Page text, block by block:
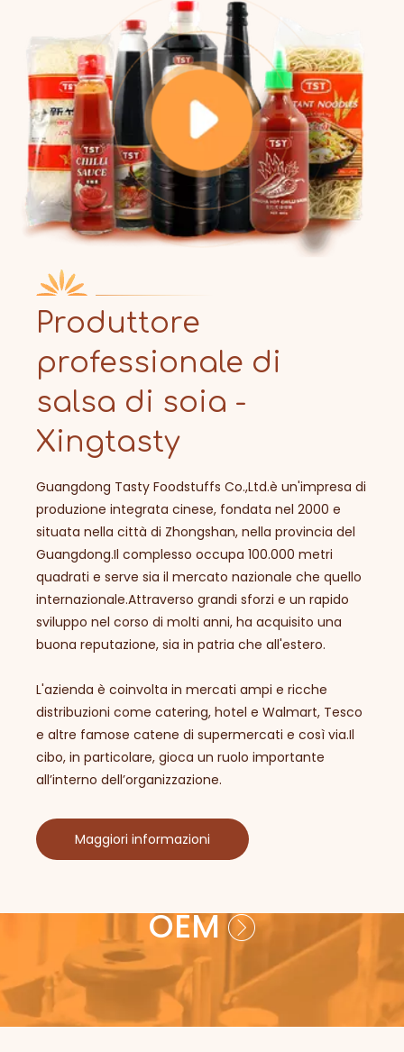
Produttore
professionale di
salsa di soia -
Xingtasty
Guangdong Tasty Foodstuffs Co.,Ltd.è un'impresa di
produzione integrata cinese, fondata nel 2000 e
situata nella città di Zhongshan, nella provincia del
Guangdong.Il complesso occupa 100.000 metri
quadrati e serve sia il mercato nazionale che quello
internazionale.Attraverso grandi sforzi e un rapido
sviluppo nel corso di molti anni, ha acquisito una
buona reputazione, sia in patria che all'estero.
L'azienda è coinvolta in mercati ampi e ricche
distribuzioni come catering, hotel e Walmart, Tesco
e altre famose catene di supermercati e così via.Il
cibo, in particolare, gioca un ruolo importante
all’interno dell’organizzazione.
Maggiori informazioni
OEM